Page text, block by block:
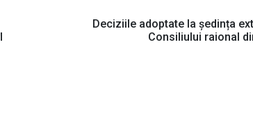
Deciziile adoptate la ședința
Consiliului raional